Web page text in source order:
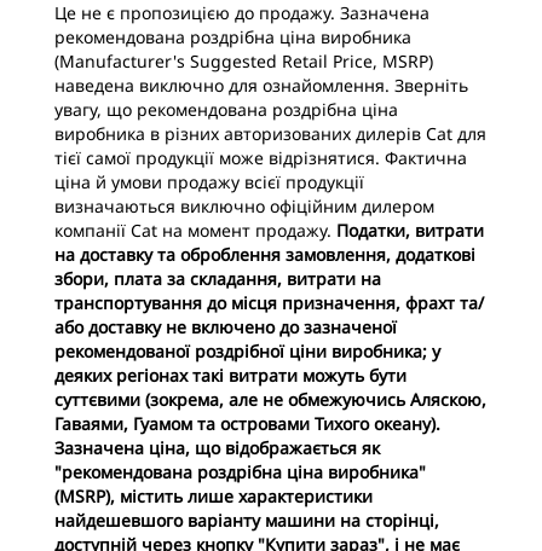
Це не є пропозицією до продажу. Зазначена
рекомендована роздрібна ціна виробника
(Manufacturer's Suggested Retail Price, MSRP)
наведена виключно для ознайомлення. Зверніть
увагу, що рекомендована роздрібна ціна
виробника в різних авторизованих дилерів Cat для
тієї самої продукції може відрізнятися. Фактична
ціна й умови продажу всієї продукції
визначаються виключно офіційним дилером
компанії Cat на момент продажу. Податки, витрати
на доставку та оброблення замовлення, додаткові
збори, плата за складання, витрати на
транспортування до місця призначення, фрахт та/
або доставку не включено до зазначеної
рекомендованої роздрібної ціни виробника; у
деяких регіонах такі витрати можуть бути
суттєвими (зокрема, але не обмежуючись Аляскою,
Гаваями, Гуамом та островами Тихого океану).
Зазначена ціна, що відображається як
"рекомендована роздрібна ціна виробника"
(MSRP), містить лише характеристики
найдешевшого варіанту машини на сторінці,
доступній через кнопку "Купити зараз", і не має